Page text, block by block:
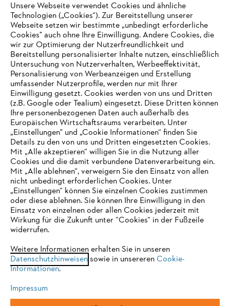
Zahlungsmöglichkeiten
Unternehmen
Online Shop
Service
Allgemeine Geschäftsbedingungen
Impressum Cookies Rechtliche Informationen
IHR BROWSER WIRD NICHT
UNTERSTÜTZT
eine optimale Nutzung unserer Seite empfehlen wir Ihnen, zu
einem der folgenden Browser zu wechseln:
Firefox Chrome
Unsere Webseite verwendet Cookies und ähnliche
Technologien („Cookies“). Zur Bereitstellung unserer
Webseite setzen wir bestimmte „unbedingt erforderliche
Cookies" auch ohne Ihre Einwilligung. Andere Cookies, die
wir zur Optimierung der Nutzerfreundlichkeit und
Bereitstellung personalisierter Inhalte nutzen, einschließlich
Untersuchung von Nutzerverhalten, Werbeeffektivität,
Personalisierung von Werbeanzeigen und Erstellung
umfassender Nutzerprofile, werden nur mit Ihrer
Einwilligung gesetzt. Cookies werden von uns und Dritten
(z.B. Google oder Tealium) eingesetzt. Diese Dritten können
Ihre personenbezogenen Daten auch außerhalb des
Europäischen Wirtschaftsraums verarbeiten. Unter
„Einstellungen" und „Cookie Informationen“ finden Sie
Details zu den von uns und Dritten eingesetzten Cookies.
Mit „Alle akzeptieren“ willigen Sie in die Nutzung aller
Cookies und die damit verbundene Datenverarbeitung ein.
Mit „Alle ablehnen“, verweigern Sie den Einsatz von allen
nicht unbedingt erforderlichen Cookies. Unter
„Einstellungen“ können Sie einzelnen Cookies zustimmen
oder diese ablehnen. Sie können Ihre Einwilligung in den
Einsatz von einzelnen oder allen Cookies jederzeit mit
Wirkung für die Zukunft unter “Cookies“ in der Fußzeile
widerrufen.
Weitere Informationen erhalten Sie in unseren
Datenschutzhinweisensowie in unsereren Cookie-
Informationen.
Impressum